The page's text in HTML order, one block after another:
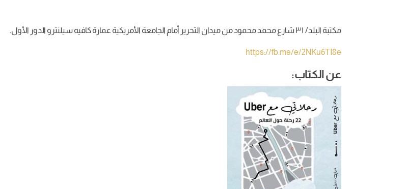
مكتبة البلد/ ٣١ شارع محمد محمود من ميدان التحرير أمام الجامعة الأمريكية عمارة كافيه سيلنترو الدور الأول.
https://fb.me/e/2NKu6TI8e
عن الكتاب: